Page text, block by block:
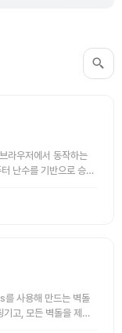
우저에서 동작하는
난수를 기반으로 승패
사용해 만드는 벽돌
고, 모든 벽돌을 제거